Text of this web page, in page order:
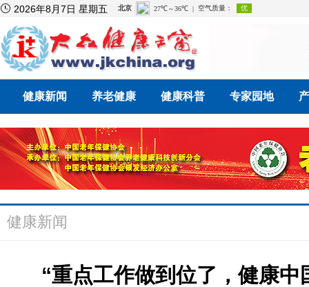
 2026年8月7日 星期五
健康新闻 养老健康 健康科普 专家园地
健康新闻
“重点工作做到位了，健康